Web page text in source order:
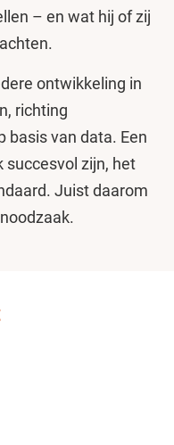
– en wat hij of zij
ontwikkeling in
richting
basis van data. Een
succesvol zijn, het
Juist daarom